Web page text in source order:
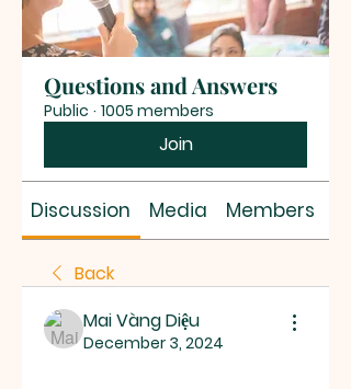
Questions and Answers
Public · 1005 members
Join
Discussion Media Members
Back
Mai Vàng Diệu
December 3, 2024